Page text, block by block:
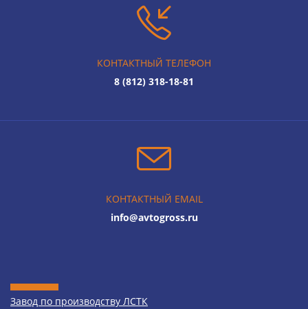
КОНТАКТНЫЙ ТЕЛЕФОН
8 (812) 318-18-81
КОНТАКТНЫЙ EMAIL
info@avtogross.ru
Завод по производству ЛСТК